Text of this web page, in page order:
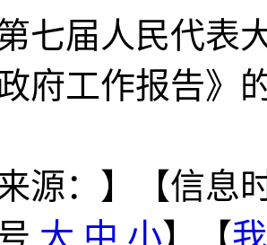
七届人民代表
府工作报告》
源： 】
【信息
大 中 小】【